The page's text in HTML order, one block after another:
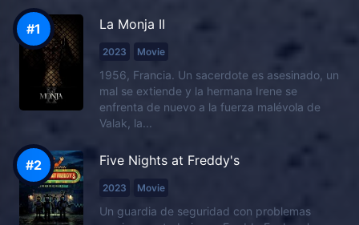
La Monja II
2023 Movie
1956, Francia. Un sacerdote es asesinado, un
mal se extiende y la hermana Irene se
enfrenta de nuevo a la fuerza malévola de
Valak, la...
Five Nights at Freddy's
2023 Movie
Un guardia de seguridad con problemas